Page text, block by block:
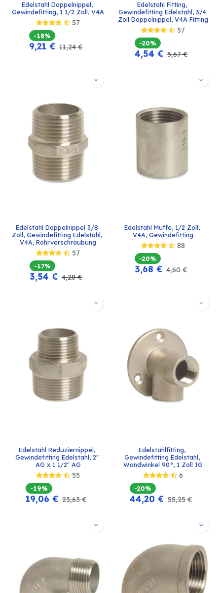
Edelstahl Doppelnippel,
Gewindefitting, 1 1/2 Zoll, V4A
57
-18%
9,21 € 11,24€
Edelstahl Fitting,
Gewindefitting Edelstahl, 3/4
Zoll Doppelnippel, V4A Fitting
57
-20%
4,54 € 5,67€
Edelstahl Doppelnippel 3/8
Zoll, Gewindefitting Edelstahl,
V4A, Rohrverschraubung
57
-17%
3,54 € 4,28€
Edelstahl Muffe, 1/2 Zoll,
V4A, Gewindefitting
88
-20%
3,68 € 4,60€
Edelstahl Reduziernippel,
Gewindefitting Edelstahl, 2"
AG x 1 1/2" AG
55
-19%
19,06 € 23,63€
Edelstahlfitting,
Gewindefitting Edelstahl,
Wandwinkel 90°, 1 Zoll IG
6
-20%
44,20 € 55,25€